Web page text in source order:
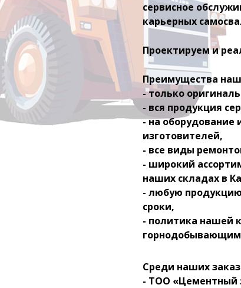
сервисное
карьерных
Проектируем и
Преимущества
- только
- вся продукция
- на оборудование
изготовителей,
- все виды
- широкий
наших складах в
- любую
сроки,
- политика нашей
Среди наших
- ТОО «Цементный